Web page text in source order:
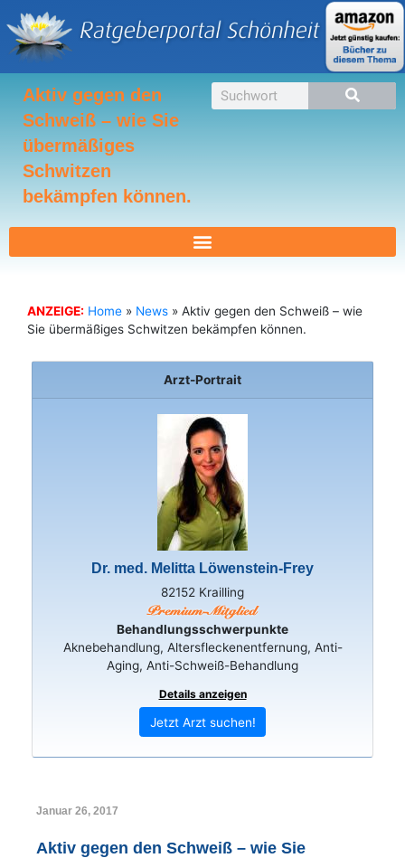
Inhalt
springen
Aktiv gegen den
Schweiß – wie Sie
übermäßiges
Schwitzen
bekämpfen können.
Suche
ANZEIGE: Home » News » Aktiv gegen den Schweiß – wie
Sie übermäßiges Schwitzen bekämpfen können.
Arzt-Portrait
Dr. med. Melitta Löwenstein-Frey
82152 Krailling
Behandlungsschwerpunkte
Aknebehandlung, Altersfleckenentfernung, Anti-
Aging, Anti-Schweiß-Behandlung
Details anzeigen
Jetzt Arzt suchen!
Januar 26, 2017
Aktiv gegen den Schweiß – wie Sie